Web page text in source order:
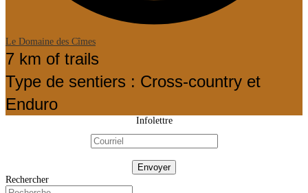
Le Domaine des Cîmes
7 km of trails
Type de sentiers : Cross-country et
Enduro
Infolettre
Rechercher